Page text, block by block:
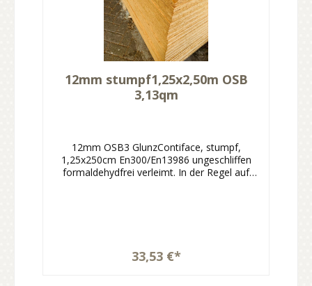
12mm stumpf1,25x2,50m OSB
3,13qm
12mm OSB3 GlunzContiface, stumpf,
1,25x250cm En300/En13986 ungeschliffen
formaldehydfrei verleimt. In der Regel auf
33,53 €*